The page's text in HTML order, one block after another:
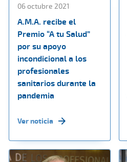
06 octubre 2021
A.M.A. recibe el
Premio “A tu Salud”
por su apoyo
incondicional a los
profesionales
sanitarios durante la
pandemia
Ver noticia